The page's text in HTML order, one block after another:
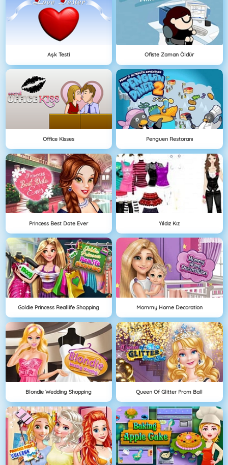
Aşk Testi Ofiste Zaman Öldür
Office Kisses Penguen Restoranı
Princess Best Date Ever Yıldız Kız
Goldie Princess Reallife Shopping Mommy Home Decoration
Blondie Wedding Shopping Queen Of Glitter Prom Ball